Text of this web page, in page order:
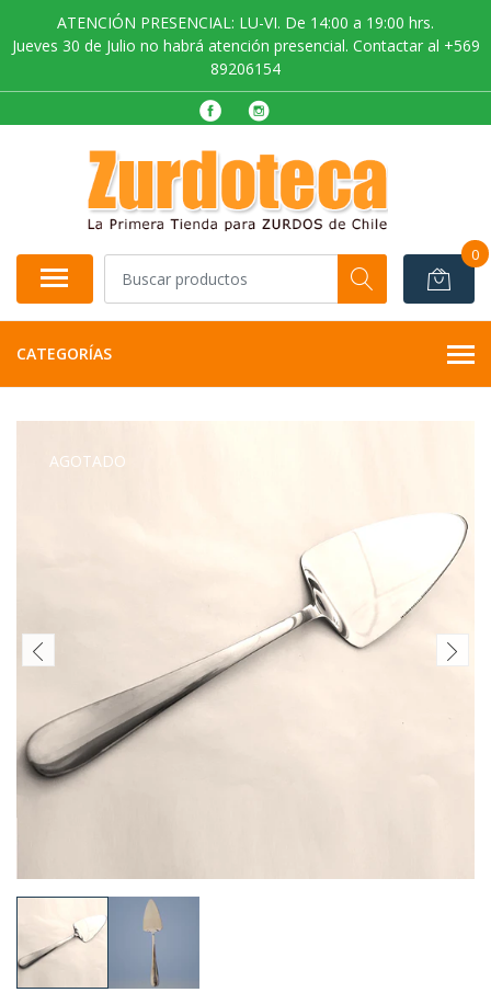
ATENCIÓN PRESENCIAL: LU-VI. De 14:00 a 19:00 hrs.
Jueves 30 de Julio no habrá atención presencial. Contactar al +569
89206154
0
CATEGORÍAS
AGOTADO